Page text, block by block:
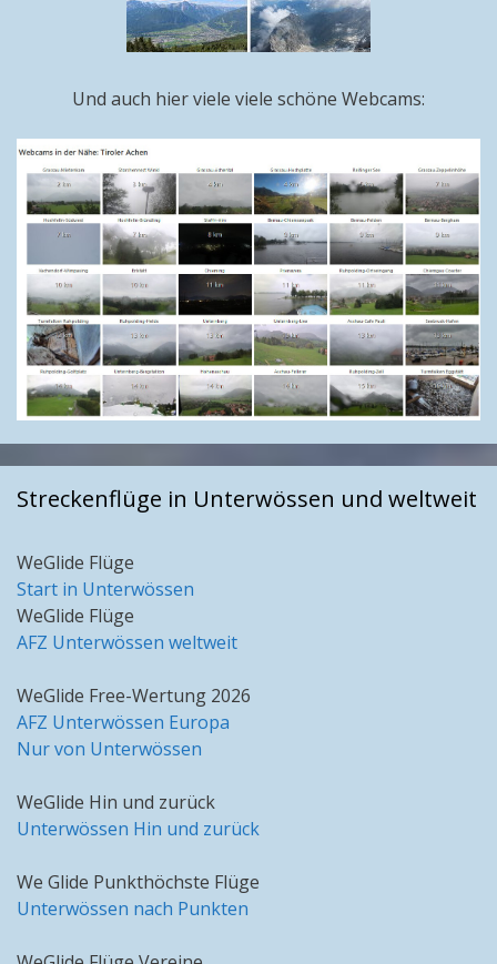
Und auch hier viele viele schöne Webcams:
Streckenflüge in Unterwössen und weltweit
WeGlide Flüge
Start in Unterwössen
WeGlide Flüge
AFZ Unterwössen weltweit
WeGlide Free-Wertung 2026
AFZ Unterwössen Europa
Nur von Unterwössen
WeGlide Hin und zurück
Unterwössen Hin und zurück
We Glide Punkthöchste Flüge
Unterwössen nach Punkten